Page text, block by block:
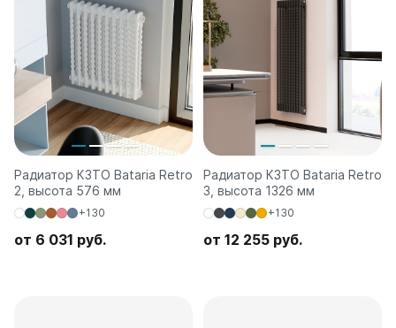
Радиатор КЗТО Bataria Retro
2, высота 576 мм
+130
от 6 031 руб.
Радиатор КЗТО Bataria Retro
3, высота 1326 мм
+130
от 12 255 руб.